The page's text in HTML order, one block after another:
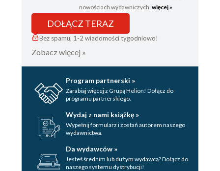
nowościach wydawniczych. więcej »
DOŁĄCZ TERAZ
Bez spamu, 1-2 wiadomości tygodniowo!
Zobacz więcej »
Program partnerski »
Zarabiaj więcej z Grupą Helion! Dołącz do
programu partnerskiego.
Wydaj z nami książkę »
Wypełnij formularz i zostań autorem naszego
wydawnictwa.
Da wydawców »
Jesteś średnim lub dużym wydawcą? Dołącz do
naszego systemu dystrybucji!